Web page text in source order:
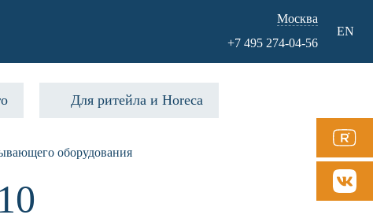
Москва
+7 495 274-04-56
EN
Для ритейла и Horeca
оборудования